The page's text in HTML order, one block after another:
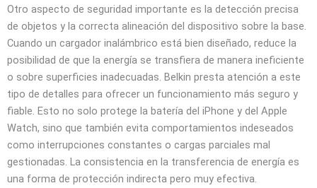
Otro aspecto de seguridad importante es la detección precisa
de objetos y la correcta alineación del dispositivo sobre la base.
Cuando un cargador inalámbrico está bien diseñado, reduce la
posibilidad de que la energía se transfiera de manera ineficiente
o sobre superficies inadecuadas. Belkin presta atención a este
tipo de detalles para ofrecer un funcionamiento más seguro y
fiable. Esto no solo protege la batería del iPhone y del Apple
Watch, sino que también evita comportamientos indeseados
como interrupciones constantes o cargas parciales mal
gestionadas. La consistencia en la transferencia de energía es
una forma de protección indirecta pero muy efectiva.